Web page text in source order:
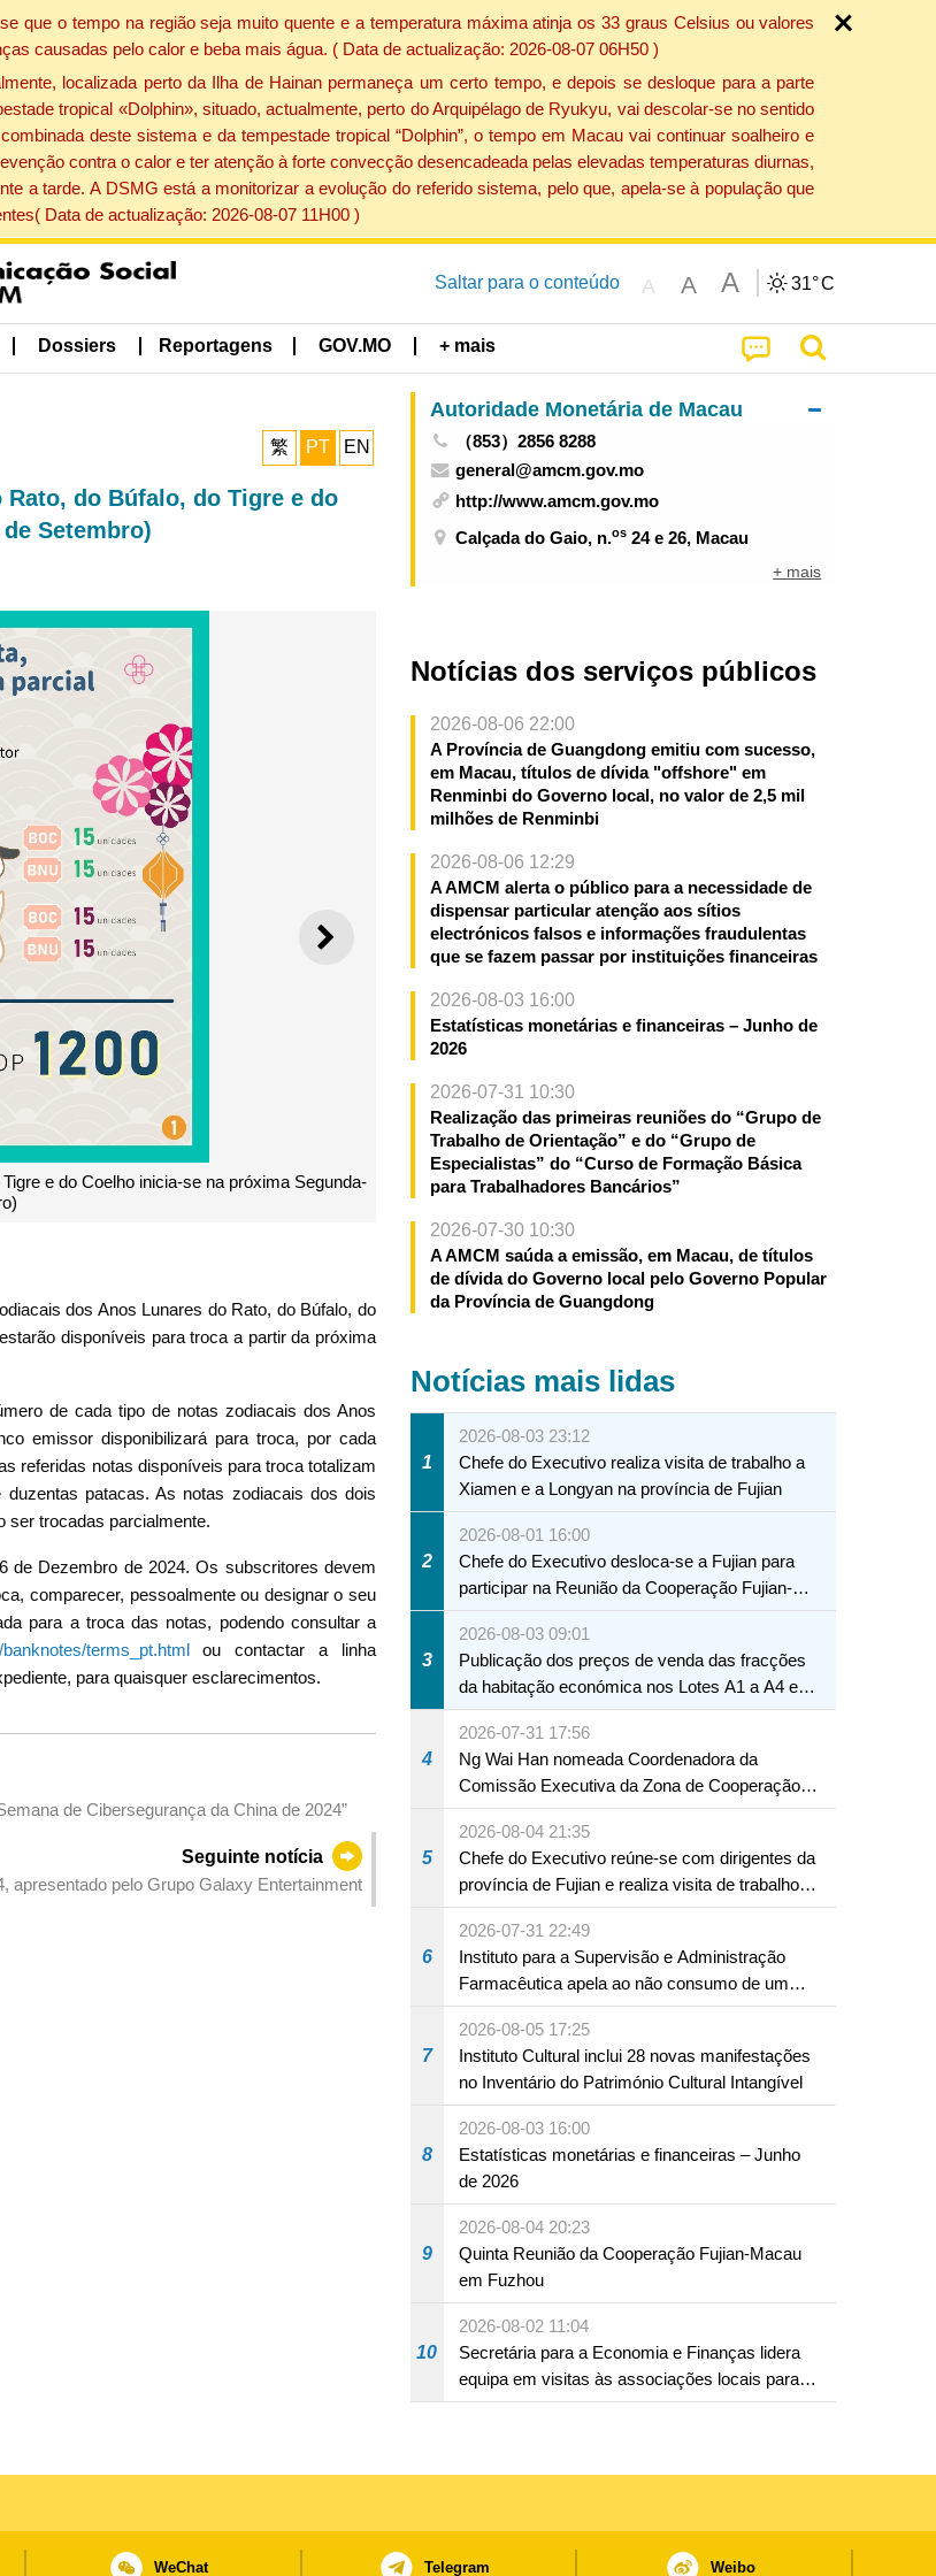
que o tempo na região seja muito quente e a temperatura máxima atinja os 33 graus Celsius ou valores
causadas pelo calor e beba mais água. ( Data de actualização: 2026-08-07 06H50 )
localizada perto da Ilha de Hainan permaneça um certo tempo, e depois se desloque para a parte
tropical «Dolphin», situado, actualmente, perto do Arquipélago de Ryukyu, vai descolar-se no sentido
deste sistema e da tempestade tropical “Dolphin”, o tempo em Macau vai continuar soalheiro e
contra o calor e ter atenção à forte convecção desencadeada pelas elevadas temperaturas diurnas,
a tarde. A DSMG está a monitorizar a evolução do referido sistema, pelo que, apela-se à população que
Data de actualização: 2026-08-07 11H00 )
Saltar para o conteúdo A A A 31°C
Dossiers Reportagens GOV.MO + mais
繁 PT EN
do Búfalo, do Tigre e do
Setembro)
SEGUINTE
e do Coelho inicia-se na próxima Segunda-
dos Anos Lunares do Rato, do Búfalo, do
disponíveis para troca a partir da próxima
de cada tipo de notas zodiacais dos Anos
emissor disponibilizará para troca, por cada
referidas notas disponíveis para troca totalizam
patacas. As notas zodiacais dos dois
ser trocadas parcialmente.
de Dezembro de 2024. Os subscritores devem
comparecer, pessoalmente ou designar o seu
para a troca das notas, podendo consultar a
terms_pt.html
ou contactar a linha
para quaisquer esclarecimentos.
para a “Semana de Cibersegurança da China de 2024”
Seguinte notícia
apresentado pelo Grupo Galaxy Entertainment
Autoridade Monetária de Macau
（853）2856 8288
general@amcm.gov.mo
http://www.amcm.gov.mo
Calçada do Gaio, n.os 24 e 26, Macau
+ mais
Notícias dos serviços públicos
2026-08-06 22:00
A Província de Guangdong emitiu com sucesso,
em Macau, títulos de dívida "offshore" em
Renminbi do Governo local, no valor de 2,5 mil
milhões de Renminbi
2026-08-06 12:29
A AMCM alerta o público para a necessidade de
dispensar particular atenção aos sítios
electrónicos falsos e informações fraudulentas
que se fazem passar por instituições financeiras
2026-08-03 16:00
Estatísticas monetárias e financeiras – Junho de
2026
2026-07-31 10:30
Realização das primeiras reuniões do “Grupo de
Trabalho de Orientação” e do “Grupo de
Especialistas” do “Curso de Formação Básica
para Trabalhadores Bancários”
2026-07-30 10:30
A AMCM saúda a emissão, em Macau, de títulos
de dívida do Governo local pelo Governo Popular
da Província de Guangdong
Notícias mais lidas
1
2026-08-03 23:12
Chefe do Executivo realiza visita de trabalho a
Xiamen e a Longyan na província de Fujian
2
2026-08-01 16:00
Chefe do Executivo desloca-se a Fujian para
participar na Reunião da Cooperação Fujian-
Macau
3
2026-08-03 09:01
Publicação dos preços de venda das fracções
da habitação económica nos Lotes A1 a A4 e
A12 da Zona A dos Novos Aterros
4
2026-07-31 17:56
Ng Wai Han nomeada Coordenadora da
Comissão Executiva da Zona de Cooperação
Aprofundada entre Guangdong e Macau em
Hengqin
5
2026-08-04 21:35
Chefe do Executivo reúne-se com dirigentes da
província de Fujian e realiza visita de trabalho
em Fuzhou
6
2026-07-31 22:49
Instituto para a Supervisão e Administração
Farmacêutica apela ao não consumo de um
produto com substâncias medicamentosas
ocidentais
7
2026-08-05 17:25
Instituto Cultural inclui 28 novas manifestações
no Inventário do Património Cultural Intangível
8
2026-08-03 16:00
Estatísticas monetárias e financeiras – Junho
de 2026
9
2026-08-04 20:23
Quinta Reunião da Cooperação Fujian-Macau
em Fuzhou
10
2026-08-02 11:04
Secretária para a Economia e Finanças lidera
equipa em visitas às associações locais para
consolidar consensos e promover os trabalhos
WeChat Telegram Weibo